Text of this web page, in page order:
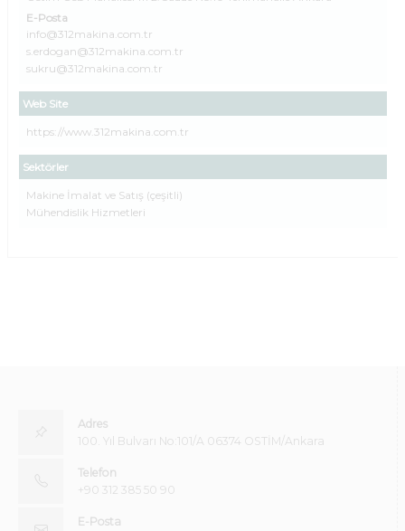
E-Posta
info@312makina.com.tr
s.erdogan@312makina.com.tr
sukru@312makina.com.tr
Web Site
https://www.312makina.com.tr
Sektörler
Makine İmalat ve Satış (çeşitli)
Mühendislik Hizmetleri
Adres
100. Yıl Bulvarı No:101/A 06374 OSTİM/Ankara
Telefon
+90 312 385 50 90
E-Posta